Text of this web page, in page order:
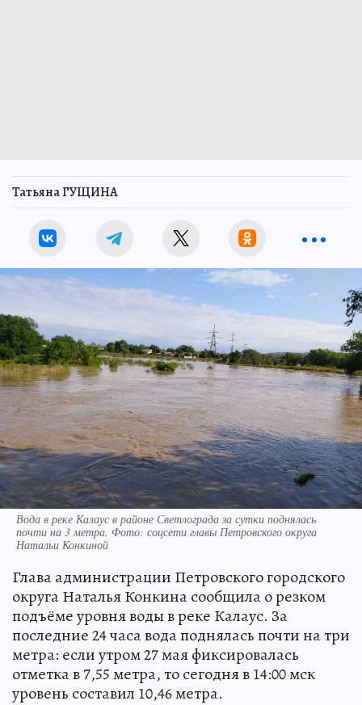
Татьяна ГУЩИНА
Вода в реке Калаус в районе Светлограда за сутки поднялась
почти на 3 метра. Фото: соцсети главы Петровского округа
Натальи Конкиной
Глава администрации Петровского городского
округа Наталья Конкина сообщила о резком
подъёме уровня воды в реке Калаус. За
последние 24 часа вода поднялась почти на три
метра: если утром 27 мая фиксировалась
отметка в 7,55 метра, то сегодня в 14:00 мск
уровень составил 10,46 метра.